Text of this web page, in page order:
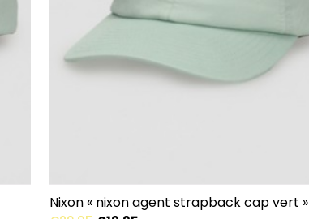
Nixon « nixon agent strapback cap vert »